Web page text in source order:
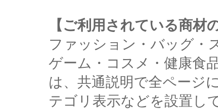
【ご利用されている商材
ファッション・バッグ・
ゲーム・コスメ・健康食
は、共通説明で全ページ
テゴリ表示などを設置し